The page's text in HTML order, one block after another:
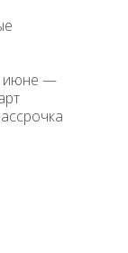
июне —